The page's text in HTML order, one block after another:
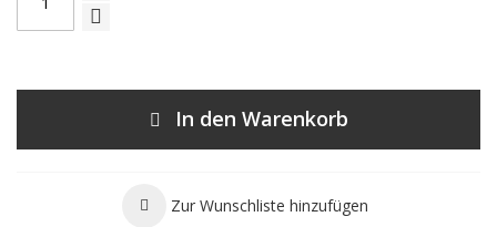
In den Warenkorb
Zur Wunschliste hinzufügen